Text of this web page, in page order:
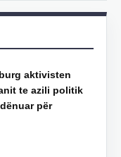
aktivisten
te azili politik
për